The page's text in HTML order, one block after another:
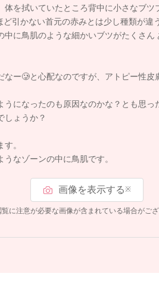
体を拭いていたところ背中に小さなブツ
引かない首元の赤みとは少し種類が違
中に鳥肌のような細かいブツがたくさん
なー🥲と心配なのですが、アトピー性皮
うになったのも原因なのかな？とも思
しょうか？
。
なゾーンの中に鳥肌です。
画像を表示する※
に注意が必要な画像が含まれている場合がござ